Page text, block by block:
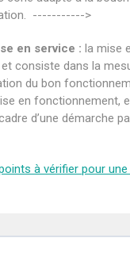
----------->
en service : la mise
consiste dans la
du bon
en fonctionnement,
d’une démarche
à vérifier pour